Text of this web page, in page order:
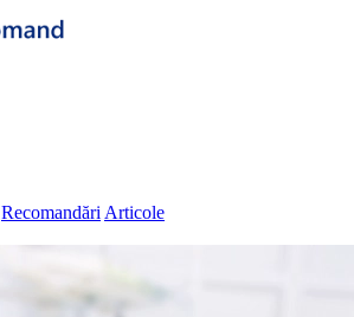
Recomandări Articole